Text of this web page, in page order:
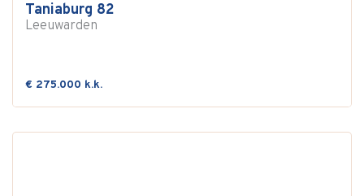
Taniaburg 82
Leeuwarden
€ 275.000 k.k.